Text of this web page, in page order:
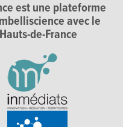
est une plateforme
avec le
de-France